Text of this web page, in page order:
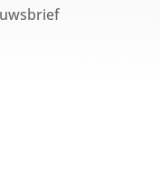
zijn